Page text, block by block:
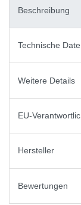
Beschreibung
Technische
Weitere Details
EU-
Hersteller
Bewertungen